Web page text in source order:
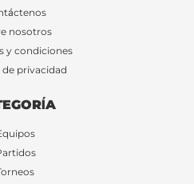
nosotros
y condiciones
privacidad